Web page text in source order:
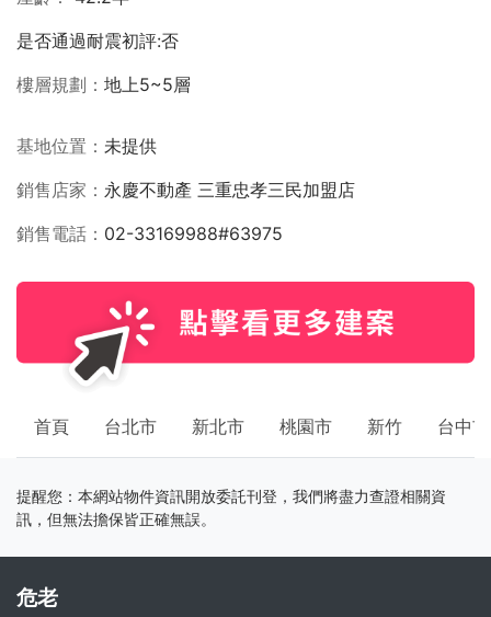
是否通過耐震初評:否
樓層規劃
地上5~5層
基地位置
未提供
銷售店家
永慶不動產 三重忠孝三民加盟店
銷售電話
02-33169988#63975
首頁 台北市 新北市 桃園市 新竹 台中市
提醒您：本網站物件資訊開放委託刊登，我們將盡力查證相關資
訊，但無法擔保皆正確無誤。
危老